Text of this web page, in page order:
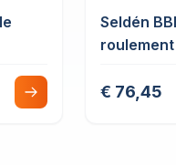
Seldén
€ 76,45